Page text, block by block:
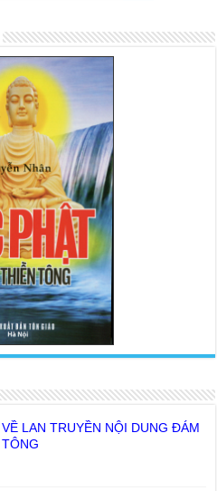
LAN TRUYỀN NỘI DUNG ĐÁM